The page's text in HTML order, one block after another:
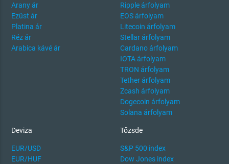
Arany ár
Ezüst ár
Platina ár
Réz ár
Arabica kávé ár
Ripple árfolyam
EOS árfolyam
Litecoin árfolyam
Stellar árfolyam
Cardano árfolyam
IOTA árfolyam
TRON árfolyam
Tether árfolyam
Zcash árfolyam
Dogecoin árfolyam
Solana árfolyam
Deviza
EUR/USD
EUR/HUF
Tőzsde
S&P 500 index
Dow Jones index